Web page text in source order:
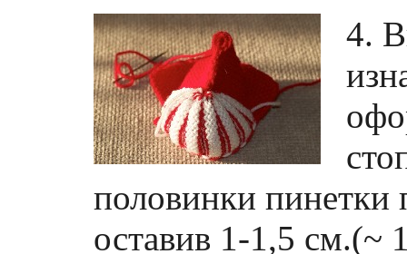
4.
половинки пинетки
оставив 1-1,5 см.(~